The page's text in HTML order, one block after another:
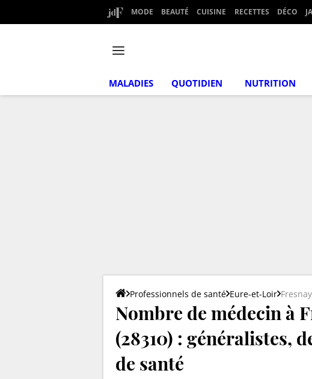
MODE BEAUTÉ CUISINE RECETTES DÉCO
MALADIES QUOTIDIEN NUTRITION
Professionnels de santé Eure-et-Loir
Nombre de médecin à
(28310) : généralistes,
de santé